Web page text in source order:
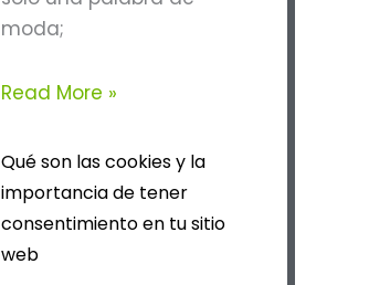
moda;
Read More »
Qué son las cookies y la
importancia de tener
consentimiento en tu sitio
web